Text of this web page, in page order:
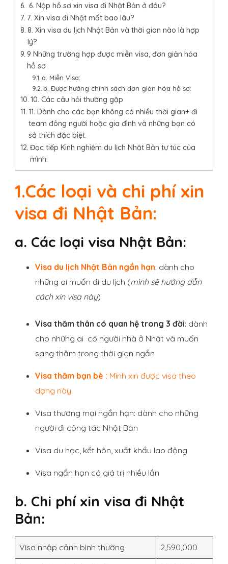
6. Nộp hồ sơ xin visa đi Nhật Bản ở đâu?
7. Xin visa đi Nhật mất bao lâu?
8. Xin visa du lịch Nhật Bản và thời gian nào là hợp
lý?
9 Những trường hợp được miễn visa, đơn giản hóa
hồ sơ
a. Miễn Visa:
b. Được hưởng chính sách đơn giản hóa hồ sơ:
10. Các câu hỏi thường gặp
11. Dành cho các bạn không có nhiều thời gian+ đi
team đông người hoặc gia đình và những bạn có
sở thích đặc biệt.
Đọc tiếp Kinh nghiệm du lịch Nhật Bản tự túc của
mình:
1.Các loại và chi phí xin
visa đi Nhật Bản:
a. Các loại visa Nhật Bản:
Visa du lịch Nhật Bản ngắn hạn: dành cho
những ai muốn đi du lịch (mình sẽ hướng dẫn
cách xin visa này)
Visa thăm thân có quan hệ trong 3 đời: dành
cho những ai có người nhà ở Nhật và muốn
sang thăm trong thời gian ngắn
Visa thăm bạn bè : Mình xin được visa theo
dạng này.
Visa thương mại ngắn hạn: dành cho những
người đi công tác Nhật Bản
Visa du học, kết hôn, xuất khẩu lao động
Visa ngắn hạn có giá trị nhiều lần
b. Chi phí xin visa đi Nhật
Bản:
Visa nhập cảnh bình thường 2,590,000